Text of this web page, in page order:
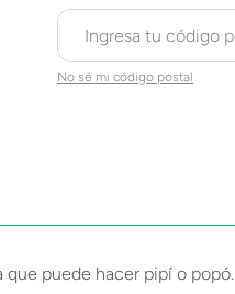
No sé mi código postal
que puede hacer pipí o popó.